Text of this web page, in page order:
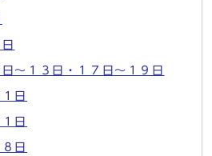
～１３日・１７日～１９日
日
日
日